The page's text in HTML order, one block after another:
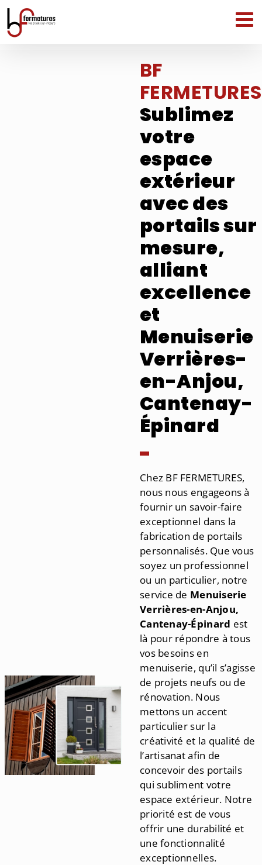
Passer
au
contenu
BF
FERMETURES
Sublimez
votre
espace
extérieur
avec des
portails sur
mesure,
alliant
excellence
et
Menuiserie
Verrières-
en-Anjou,
Cantenay-
Épinard
Chez BF FERMETURES,
nous nous engageons à
fournir un savoir-faire
exceptionnel dans la
fabrication de portails
personnalisés. Que vous
soyez un professionnel
ou un particulier, notre
service de Menuiserie
Verrières-en-Anjou,
Cantenay-Épinard est
là pour répondre à tous
vos besoins en
menuiserie, qu’il s’agisse
de projets neufs ou de
rénovation. Nous
mettons un accent
particulier sur la
créativité et la qualité de
l’artisanat afin de
concevoir des portails
qui subliment votre
espace extérieur. Notre
priorité est de vous
offrir une durabilité et
une fonctionnalité
exceptionnelles.